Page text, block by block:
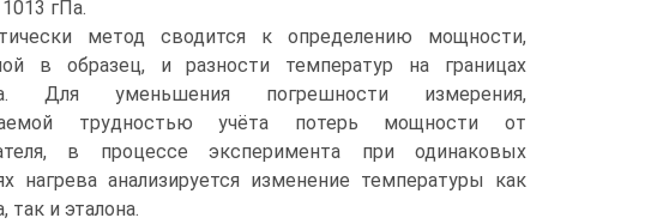
гПа.
метод сводится к определению мощности,
в образец, и разности температур на границах
Для уменьшения погрешности измерения,
трудностью учёта потерь мощности от
в процессе эксперимента при одинаковых
нагрева анализируется изменение температуры как
так и эталона.